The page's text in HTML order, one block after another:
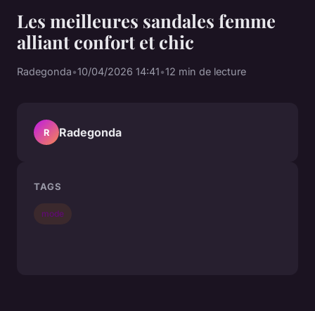
Les meilleures sandales femme
alliant confort et chic
Radegonda•10/04/2026 14:41•12 min de lecture
R Radegonda
TAGS
mode